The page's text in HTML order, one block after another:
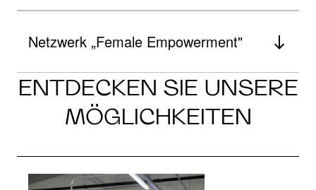
Netzwerk „Female Empowerment"
ENTDECKEN SIE UNSERE
MÖGLICHKEITEN